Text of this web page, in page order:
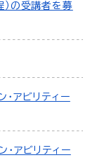
の受講者を募
アビリティー
アビリティー